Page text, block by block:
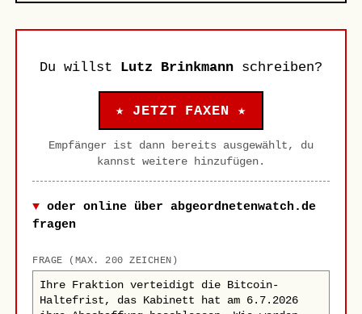
Du willst Lutz Brinkmann schreiben?
★ JETZT FAXEN ★
Empfänger ist dann bereits ausgewählt, du
kannst weitere hinzufügen.
oder online über abgeordnetenwatch.de
fragen
FRAGE (MAX. 200 ZEICHEN)